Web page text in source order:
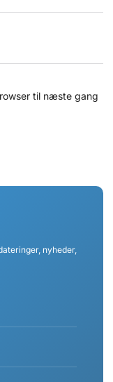
til næste gang
nyheder,